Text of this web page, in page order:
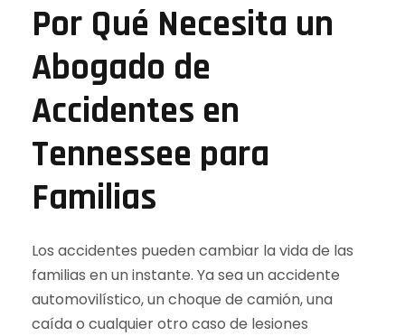
Por Qué Necesita un
Abogado de
Accidentes en
Tennessee para
Familias
Los accidentes pueden cambiar la vida de las
familias en un instante. Ya sea un accidente
automovilístico, un choque de camión, una
caída o cualquier otro caso de lesiones